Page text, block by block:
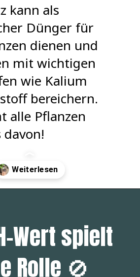
kann als
Dünger für
dienen und
mit wichtigen
wie Kalium
bereichern.
alle Pflanzen
davon!
Wert spielt
Rolle 🚫